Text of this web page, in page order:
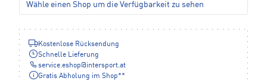
Wähle einen Shop um die Verfügbarkeit zu sehen
Kostenlose Rücksendung
Schnelle Lieferung
service.eshop@ intersport.at
Gratis Abholung im Shop**